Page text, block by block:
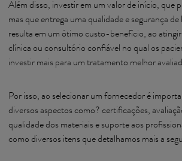
Além disso, investir em um valor de início, que
mas que entrega uma qualidade e segurança
resulta em um ótimo custo-benefício, ao
clínica ou consultório confiável no qual os
investir mais para um tratamento melhor
Por isso, ao selecionar um fornecedor é
diversos aspectos como? certificações,
qualidade dos materiais e suporte aos
como diversos itens que detalhamos mais a